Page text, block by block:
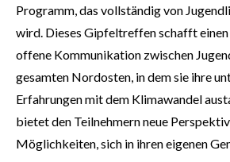
Programm, das vollständig von
wird. Dieses Gipfeltreffen schafft einen
offene Kommunikation zwischen
gesamten Nordosten, in dem sie ihre
Erfahrungen mit dem Klimawandel
bietet den Teilnehmern neue
Möglichkeiten, sich in ihren eigenen